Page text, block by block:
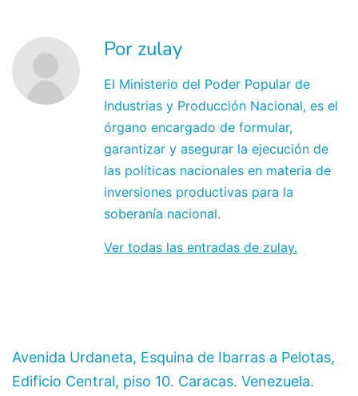
Por zulay
El Ministerio del Poder Popular de
Industrias y Producción Nacional, es el
órgano encargado de formular,
garantizar y asegurar la ejecución de
las políticas nacionales en materia de
inversiones productivas para la
soberanía nacional.
Ver todas las entradas de zulay.
Avenida Urdaneta, Esquina de Ibarras a Pelotas,
Edificio Central, piso 10. Caracas. Venezuela.